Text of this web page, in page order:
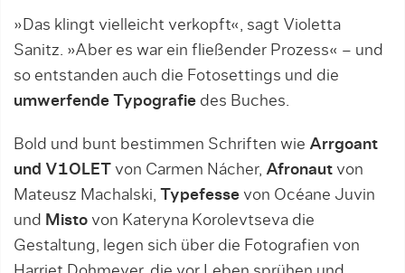
»Das klingt vielleicht verkopft«, sagt Violetta
Sanitz. »Aber es war ein fließender Prozess« – und
so entstanden auch die Fotosettings und die
umwerfende Typografie des Buches.
Bold und bunt bestimmen Schriften wie Arrgoant
und V1OLET von Carmen Nácher, Afronaut von
Mateusz Machalski, Typefesse von Océane Juvin
und Misto von Kateryna Korolevtseva die
Gestaltung, legen sich über die Fotografien von